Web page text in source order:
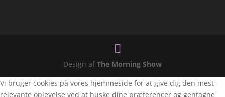
Design af The Morning Show
Vi bruger cookies på vores hjemmeside for at give dig den mest
relevante oplevelse ved at huske dine præferencer og gentagne